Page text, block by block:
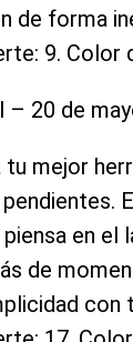
de forma
9. Color
– 20 de
tu mejor
en el
de
con